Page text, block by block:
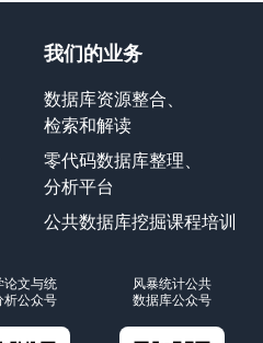
我们的业务
数据库资源整合、
检索和解读
零代码数据库整理、
分析平台
公共数据库挖掘课程培训
论文与统
析公众号
风暴统计公共
数据库公众号